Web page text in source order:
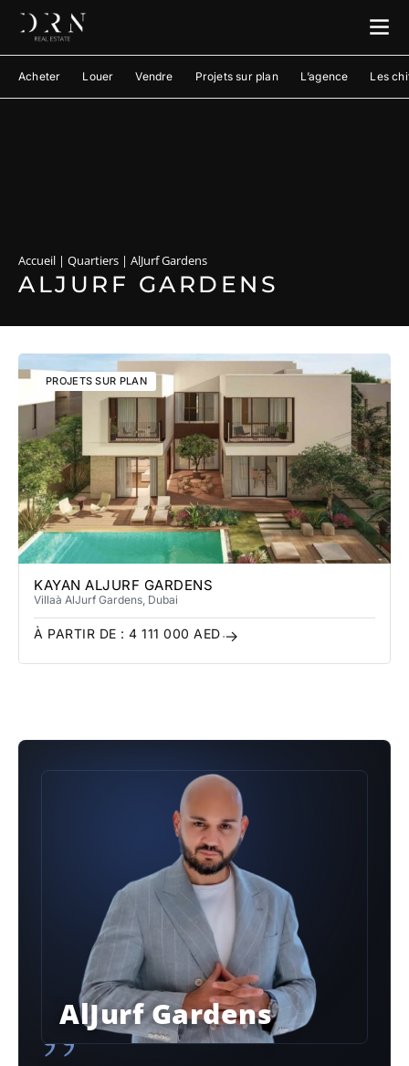
Acheter Louer Vendre Projets sur plan L’agence Les
Accueil | Quartiers | AlJurf Gardens
ALJURF GARDENS
PROJETS SUR PLAN
KAYAN ALJURF GARDENS
Villaà AlJurf Gardens , Dubai
À PARTIR DE : 4 111 000 AED
AlJurf Gardens